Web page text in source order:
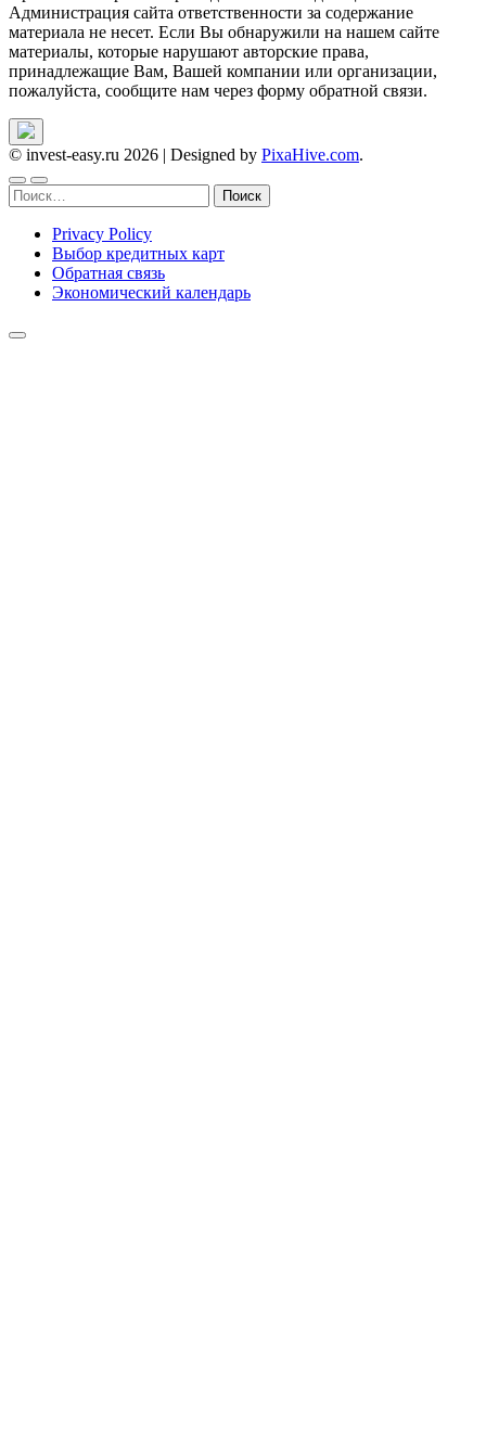
Администрация сайта ответственности за содержание
материала не несет. Если Вы обнаружили на нашем сайте
материалы, которые нарушают авторские права,
принадлежащие Вам, Вашей компании или организации,
пожалуйста, сообщите нам через форму обратной связи.
© invest-easy.ru 2026 | Designed by PixaHive.com.
Найти:
Privacy Policy
Выбор кредитных карт
Обратная связь
Экономический календарь